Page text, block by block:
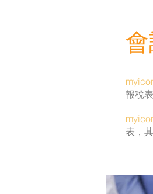
報稅表
表，